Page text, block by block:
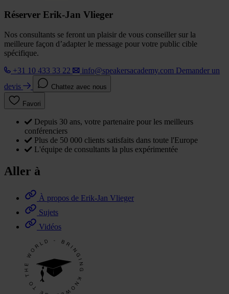
Réserver Erik-Jan Vlieger
Nos consultants se feront un plaisir de vous conseiller sur la
meilleure façon d’adapter le message pour votre public cible
spécifique.
+31 10 433 33 22
info@speakersacademy.com Demander un
devis
Chattez avec nous
Favori
Depuis 30 ans, votre partenaire pour les meilleurs
conférenciers
Plus de 50 000 clients satisfaits dans toute l'Europe
L'équipe de consultants la plus expérimentée
Aller à
À propos de Erik-Jan Vlieger
Sujets
Vidéos